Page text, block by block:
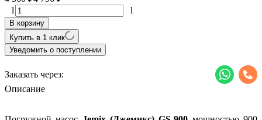
1 1
В корзину
Купить в 1 клик
Уведомить о поступлении
Заказать через:
Описание